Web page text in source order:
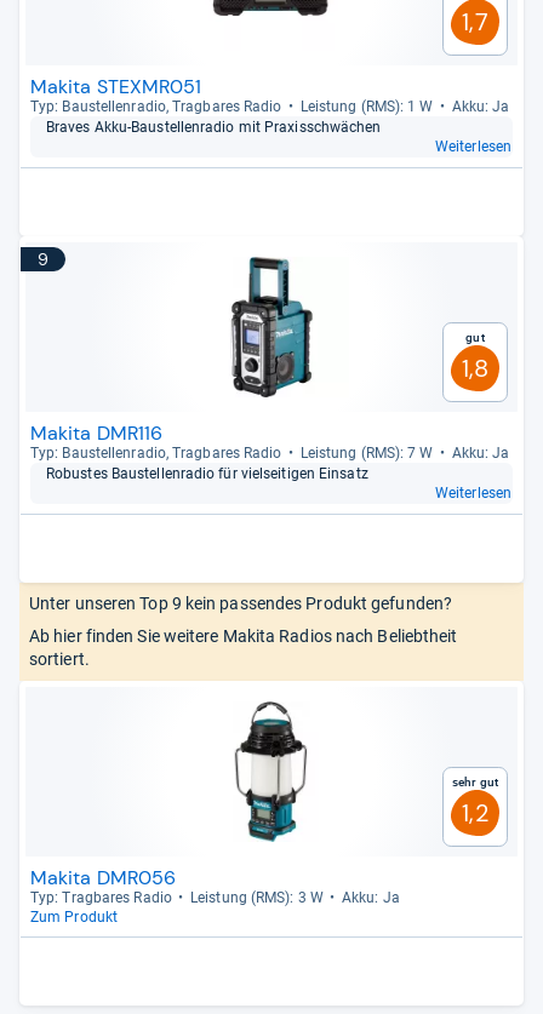
1,7
Makita STEXMR051
Typ: Bau­stel­len­ra­dio, Trag­ba­res Radio Leis­tung (RMS): 1 W
Akku: Ja
Bra­ves Akku-​Bau­stel­len­ra­dio mit Pra­xis­schwä­chen
Weiterlesen
9
Gut
1,8
Makita DMR116
Typ: Bau­stel­len­ra­dio, Trag­ba­res Radio Leis­tung (RMS): 7 W
Akku: Ja
Robus­tes Bau­stel­len­ra­dio für viel­sei­ti­gen Ein­satz
Weiterlesen
Unter unseren Top 9 kein passendes Produkt gefunden?
Ab hier finden Sie weitere Makita Radios nach Beliebtheit
sortiert.
Sehr gut
1,2
Makita DMR056
Typ: Trag­ba­res Radio Leis­tung (RMS): 3 W
Akku: Ja
Zum Produkt